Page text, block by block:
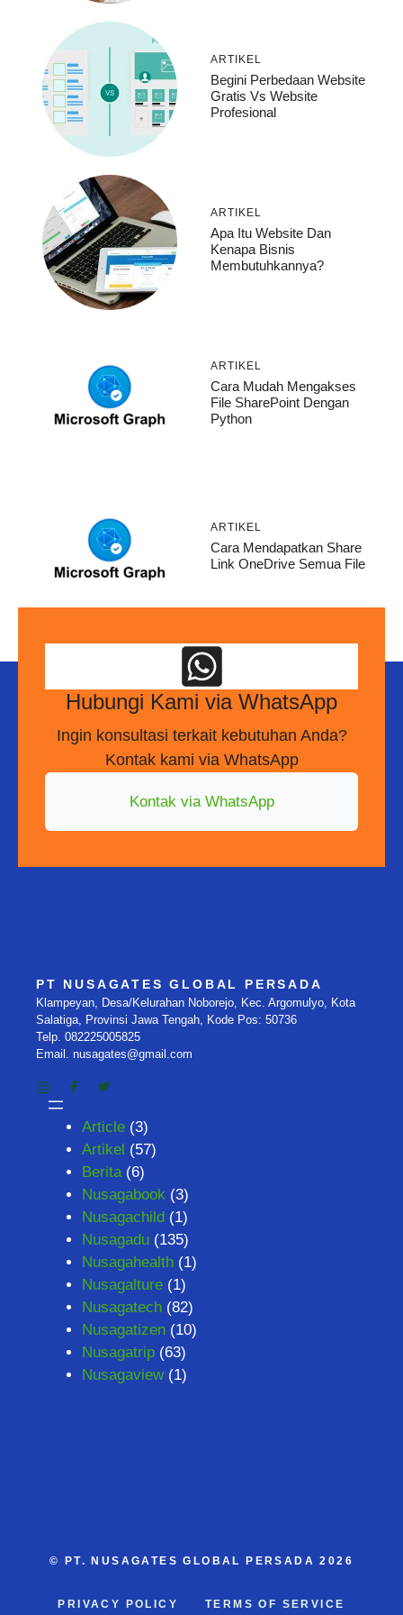
ARTIKEL
Begini Perbedaan Website
Gratis Vs Website
Profesional
ARTIKEL
Apa Itu Website Dan
Kenapa Bisnis
Membutuhkannya?
ARTIKEL
Cara Mudah Mengakses
File SharePoint Dengan
Python
ARTIKEL
Cara Mendapatkan Share
Link OneDrive Semua File
Hubungi Kami via WhatsApp
Ingin konsultasi terkait kebutuhan Anda?
Kontak kami via WhatsApp
Kontak via WhatsApp
PT NUSAGATES GLOBAL PERSADA
Klampeyan, Desa/Kelurahan Noborejo, Kec. Argomulyo, Kota
Salatiga, Provinsi Jawa Tengah, Kode Pos: 50736
Telp. 082225005825
Email. nusagates@gmail.com
Article (3)
Artikel (57)
Berita (6)
Nusagabook (3)
Nusagachild (1)
Nusagadu (135)
Nusagahealth (1)
Nusagalture (1)
Nusagatech (82)
Nusagatizen (10)
Nusagatrip (63)
Nusagaview(1)
© PT. NUSAGATES GLOBAL PERSADA 2026
PRIVACY POLICY TERMS OF SERVICE